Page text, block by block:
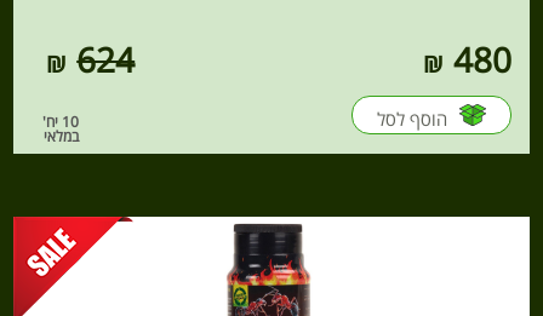
624 480
הוסף לסל 10 יח'
במלאי